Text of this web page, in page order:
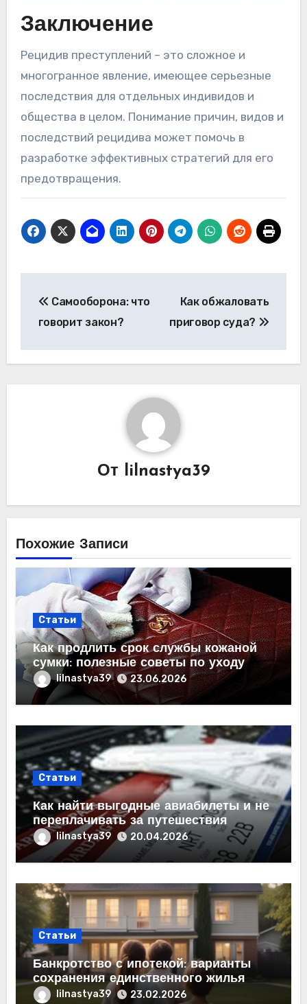
Заключение
Рецидив преступлений – это сложное и
многогранное явление, имеющее серьезные
последствия для отдельных индивидов и
общества в целом. Понимание причин, видов и
последствий рецидива может помочь в
разработке эффективных стратегий для его
предотвращения.
по
Самооборона: что
говорит закон?
Как обжаловать
приговор суда?
От lilnastya39
Похожие Записи
Статьи
Как продлить срок службы кожаной
сумки: полезные советы по уходу
lilnastya39 23.06.2026
Статьи
Как найти выгодные авиабилеты и не
переплачивать за путешествия
lilnastya39 20.04.2026
Статьи
Банкротство с ипотекой: варианты
сохранения единственного жилья
lilnastya39 23.02.2026